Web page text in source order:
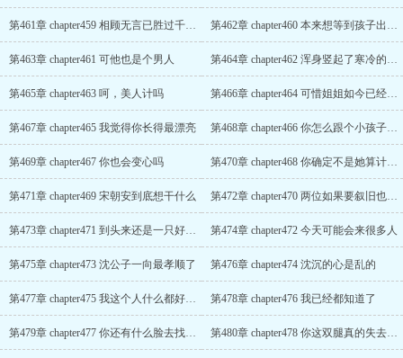
第461章 chapter459 相顾无言已胜过千言万语 第462章 chapter460 本来想等到孩子出世以后叫我干爹
第463章 chapter461 可他也是个男人 第464章 chapter462 浑身竖起了寒冷的冰刺
第465章 chapter463 呵，美人计吗 第466章 chapter464 可惜姐姐如今已经怀孕了
第467章 chapter465 我觉得你长得最漂亮 第468章 chapter466 你怎么跟个小孩子一样
第469章 chapter467 你也会变心吗 第470章 chapter468 你确定不是她算计的你?
第471章 chapter469 宋朝安到底想干什么 第472章 chapter470 两位如果要叙旧也不要站在这里
第473章 chapter471 到头来还是一只好斗的公鸡 第474章 chapter472 今天可能会来很多人
第475章 chapter473 沈公子一向最孝顺了 第476章 chapter474 沈沉的心是乱的
第477章 chapter475 我这个人什么都好，就是脾气不好 第478章 chapter476 我已经都知道了
第479章 chapter477 你还有什么脸去找阿沉 第480章 chapter478 你这双腿真的失去了吗?